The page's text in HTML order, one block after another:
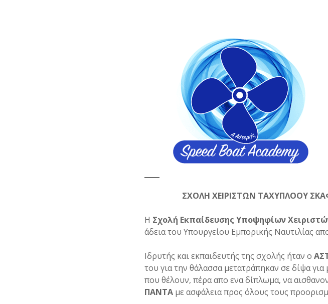
ΣΧΟΛΗ ΧΕΙΡΙΣΤΩΝ ΤΑΧΥΠΛΟΟΥ
Η Σχολή Εκπαίδευσης Υποψηφίων
άδεια του Υπουργείου Εμπορικής Ναυτιλίας
Ιδρυτής και εκπαιδευτής της σχολής ήταν ο
του για την θάλασσα μετατράπηκαν σε δίψα
που θέλουν, πέρα απο ενα δίπλωμα, να
ΠΑΝΤΑ με ασφάλεια προς όλους τους